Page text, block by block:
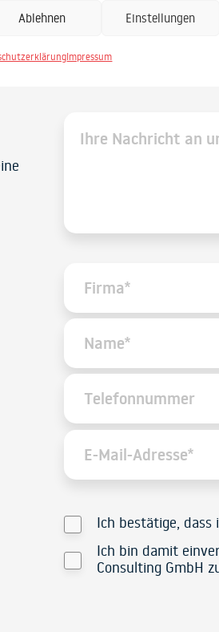
Ablehnen Einstellungen
Impressum
Ich bestätige, dass
Ich bin damit
Consulting GmbH